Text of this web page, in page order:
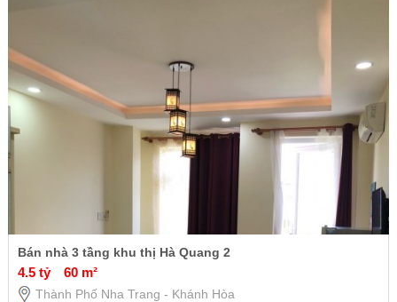
Bán nhà 3 tầng khu thị Hà Quang 2
4.5 tỷ 60 m²
Thành Phố Nha Trang - Khánh Hòa